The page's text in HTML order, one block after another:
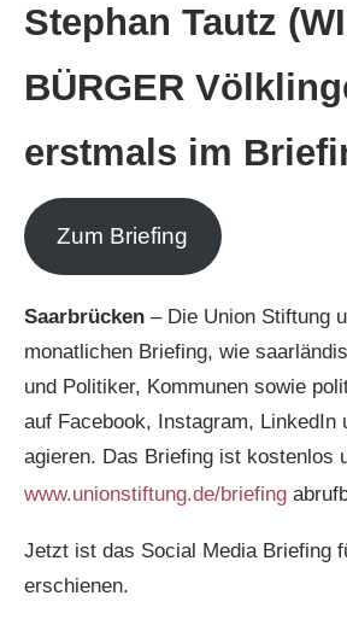
Stephan Tautz
BÜRGER
erstmals im
Zum Briefing
Saarbrücken – Die Union Stiftung
monatlichen Briefing, wie
und Politiker, Kommunen sowie
auf Facebook, Instagram, LinkedIn
agieren. Das Briefing ist kostenlos
www.unionstiftung.de/briefing
Jetzt ist das Social Media Briefing
erschienen.